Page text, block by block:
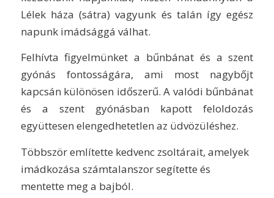
Lélek háza (sátra) vagyunk és talán így egész
napunk imádsággá válhat.
Felhívta figyelmünket a bűnbánat és a szent
gyónás fontosságára, ami most nagybőjt
kapcsán különösen időszerű. A valódi bűnbánat
és a szent gyónásban kapott feloldozás
együttesen elengedhetetlen az üdvözüléshez.
Többször említette kedvenc zsoltárait, amelyek
imádkozása számtalanszor segítette és
mentette meg a bajból.